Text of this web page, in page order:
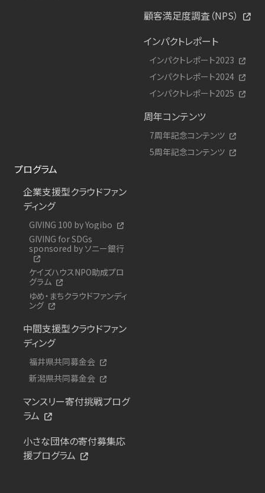
顧客満足度調査（NPS）
インパクトレポート
インパクトレポート2023
インパクトレポート2024
インパクトレポート2025
周年コンテンツ
7周年記念コンテンツ
5周年記念コンテンツ
プログラム
企業支援型クラウドファン
ディング
GIVING 100 by Yogibo
GIVING for SDGs
sponsored by ソニー銀行
ケイズハウスNPO助成プロ
グラム
ゆめ・まちクラウドファンディ
ング
中間支援型クラウドファン
ディング
福井県共同募金会
新潟県共同募金会
マンスリー寄付挑戦プログ
ラム
小さな団体の寄付募集応
援プログラム